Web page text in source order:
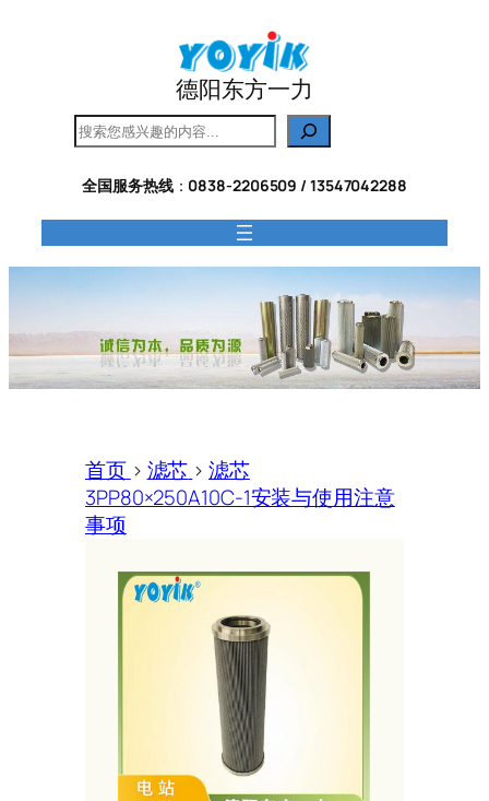
德阳东方一力
搜
索
全国服务热线： 0838-2206509 / 13547042288
首页 > 滤芯 >滤芯
3PP80×250A10C-1安装与使用注意
事项